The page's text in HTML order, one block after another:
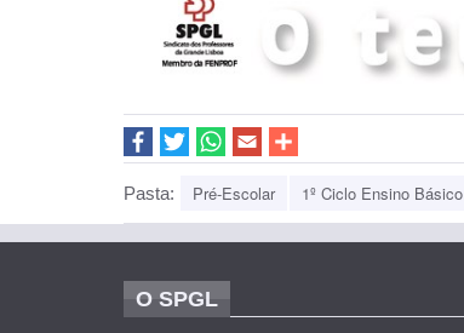
Pasta: Pré-Escolar 1º Ciclo Ensino Básico
O SPGL